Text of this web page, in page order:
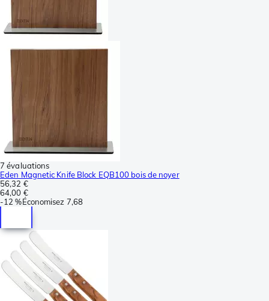
7 évaluations
Eden Magnetic Knife Block EQB100 bois de noyer
56,32 €
64,00 €
-12 %Économisez 7,68